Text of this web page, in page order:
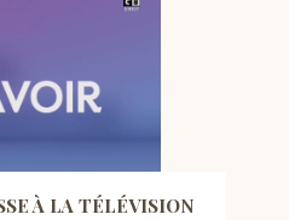
À LA TÉLÉVISION